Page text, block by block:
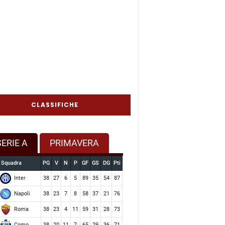
CLASSIFICHE
A PRIMAVERA
Squadra PG V N P GF GS DG Pti
Inter 38 27 6 5 89 35 54 87
Napoli 38 23 7 8 58 37 21 76
Roma 38 23 4 11 59 31 28 73